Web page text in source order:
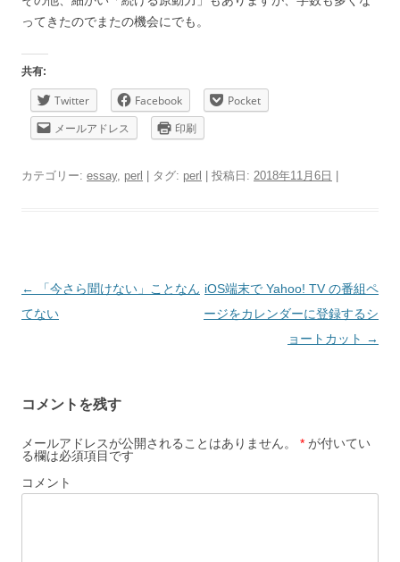
ってきたのでまたの機会にでも。
共有:
Twitter Facebook
Pocket
メールアドレス
印刷
カテゴリー: essay, perl | タグ: perl | 投稿日: 2018年11月6日
投
稿
ー
シ
ョ
ン
←
「今さら聞けない」ことなん
てない
iOS端末で Yahoo! TV の番組ペ
ージをカレンダーに登録するシ
ョートカット →
コメントを残す
メールアドレスが公開されることはありません。 * が付いてい
る欄は必須項目です
コメント